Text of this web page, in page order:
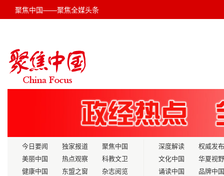
聚焦中国——聚焦全媒头条
今日要闻 独家报道
聚焦中国
美丽中国
热点观察
科教文卫
健康中国
东盟之窗 杂志阅览
深度解读
权威发布
文化中国
华夏视野
诵读中国
品牌中国